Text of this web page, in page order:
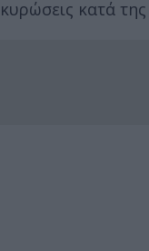
κυρώσεις κατά